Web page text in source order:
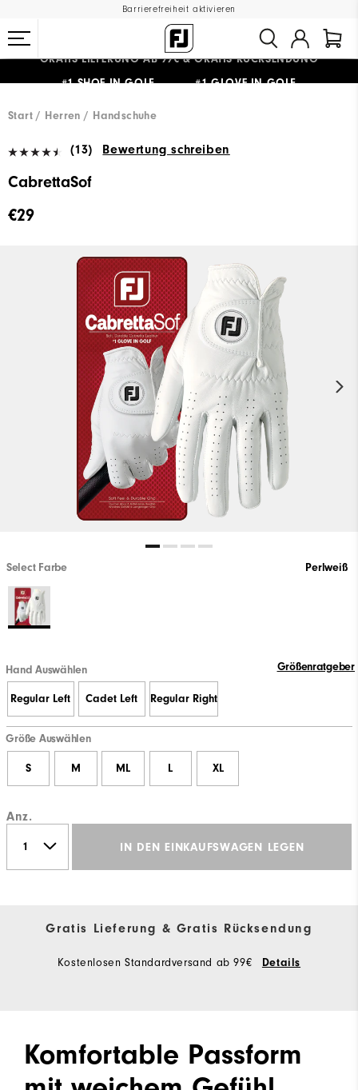
Barrierefreiheit aktivieren
AB 99€& GRATIS RÜCKSENDUNG
Start Herren Handschuhe
(13) Bewertung schreiben
CabrettaSof
€29
Select Farbe Perlweiß
Hand Auswählen Größenratgeber
Regular Left Cadet Left Regular Right
Größe Auswählen
S M ML L XL
Anz.
IN DEN EINKAUFSWAGEN LEGEN
Gratis Lieferung & Gratis Rücksendung
Kostenlosen Standardversand ab 99€ Details
Komfortable Passform